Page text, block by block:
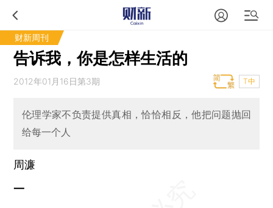
财新周刊
告诉我，你是怎样生活的
2012年01月16日第3期 T中
伦理学家不负责提供真相，恰恰相反，他把问题抛回
给每一个人
周濂
一